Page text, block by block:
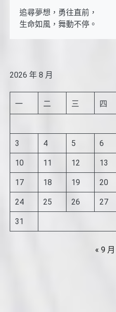
追尋夢想，勇往直前，
生命如風，舞動不停。
2026 年 8 月
一 二 三 四
3 4 5 6
10 11 12 13
17 18 19 20
24 25 26 27
31
« 9 月